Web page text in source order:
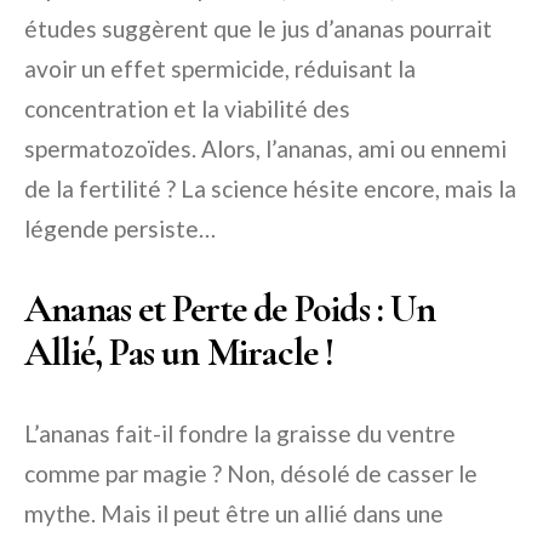
études suggèrent que le jus d’ananas pourrait
avoir un effet spermicide, réduisant la
concentration et la viabilité des
spermatozoïdes. Alors, l’ananas, ami ou ennemi
de la fertilité ? La science hésite encore, mais la
légende persiste…
Ananas et Perte de Poids : Un
Allié, Pas un Miracle !
L’ananas fait-il fondre la graisse du ventre
comme par magie ? Non, désolé de casser le
mythe. Mais il peut être un allié dans une